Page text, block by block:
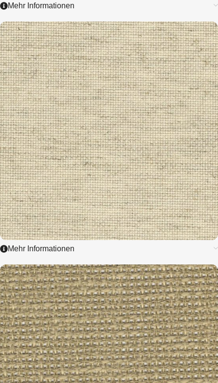
3292
RUSTICO AIDA
7,0 / cm - 18 ct.
ZUM ARTIKEL
Mehr Informationen
3427
RUSTICO AIDA
8,0 / cm - 20 ct.
ZUM ARTIKEL
Mehr Informationen